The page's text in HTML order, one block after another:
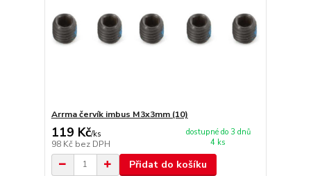
Arrma červík imbus M3x3mm (10)
119 Kč/ks
98 Kč bez DPH
dostupné do 3 dnů
4 ks
Přidat do košíku